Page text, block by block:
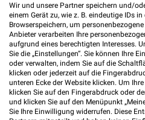
4,6 km
Wir und unsere Partner speichern und/
einem Gerät zu, wie z. B. eindeutige IDs
Browserspeichern, um
Anbieter verarbeiten Ihre
aufgrund eines berechtigten Interesses.
Sie die „Einstellungen“. Sie können Ihre
oder verwalten, indem Sie auf die
klicken oder jederzeit auf die
unteren Ecke der Website klicken. Um
klicken Sie auf den Fingerabdruck oder
und klicken Sie auf den Menüpunkt
Sie Ihre Einwilligung widerrufen. Diese